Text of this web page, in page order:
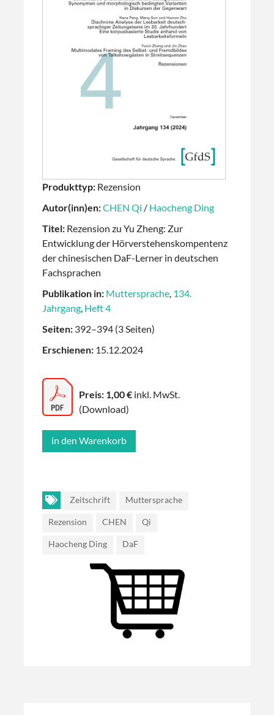
Produkttyp: Rezension
Autor(inn)en:CHEN Qi / Haocheng Ding
Titel: Rezension zu Yu Zheng: Zur
Entwicklung der Hörverstehenskompentenz
der chinesischen DaF-Lerner in deutschen
Fachsprachen
Publikation in: Muttersprache, 134.
Jahrgang, Heft 4
Seiten: 392–394 (3 Seiten)
Erschienen: 15.12.2024
Preis: 1,00 € inkl. MwSt.
(Download)
Zeitschrift Muttersprache
Rezension CHEN Qi
Haocheng Ding DaF